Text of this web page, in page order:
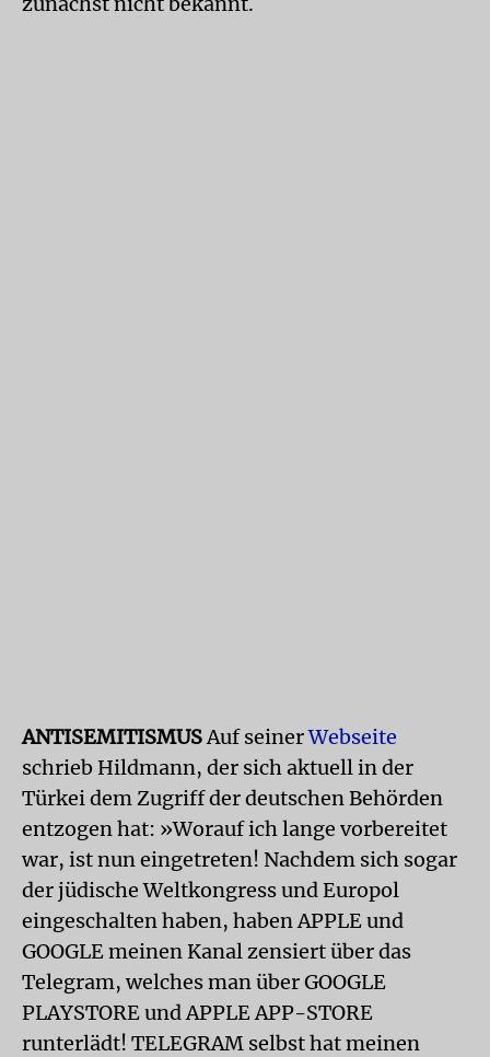
ANTISEMITISMUSAuf seinerWebseite
schrieb Hildmann, der sich aktuell in der
Türkei dem Zugriff der deutschen Behörden
entzogen hat: »Worauf ich lange vorbereitet
war, ist nun eingetreten! Nachdem sich sogar
der jüdische Weltkongress und Europol
eingeschalten haben, haben APPLE und
GOOGLE meinen Kanal zensiert über das
Telegram, welches man über GOOGLE
PLAYSTORE und APPLE APP-STORE
runterlädt! TELEGRAM selbst hat meinen